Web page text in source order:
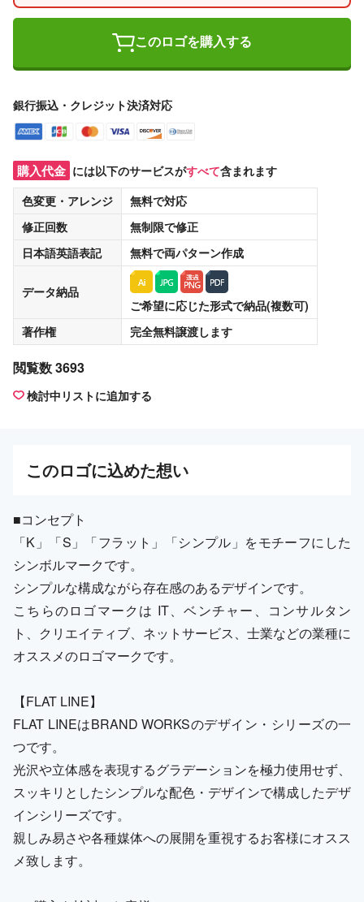
このロゴを購入する
銀行振込・クレジット決済対応
購入代金 には以下のサービスがすべて含まれます
色変更・アレンジ
無料で対応
修正回数
無制限で修正
日本語英語表記
無料で両パターン作成
データ納品
ご希望に応じた形式で納品(複数可)
著作権
完全無料譲渡します
閲覧数 3693
検討中リストに追加する
このロゴに込めた想い
■コンセプト
「K」「S」「フラット」「シンプル」をモチーフにした
シンボルマークです。
シンプルな構成ながら存在感のあるデザインです。
こちらのロゴマークは IT、ベンチャー、コンサルタン
ト、クリエイティブ、ネットサービス、士業などの業種に
オススメのロゴマークです。
【FLAT LINE】
FLAT LINEはBRAND WORKSのデザイン・シリーズの一
つです。
光沢や立体感を表現するグラデーションを極力使用せず、
スッキリとしたシンプルな配色・デザインで構成したデザ
インシリーズです。
親しみ易さや各種媒体への展開を重視するお客様にオスス
メ致します。